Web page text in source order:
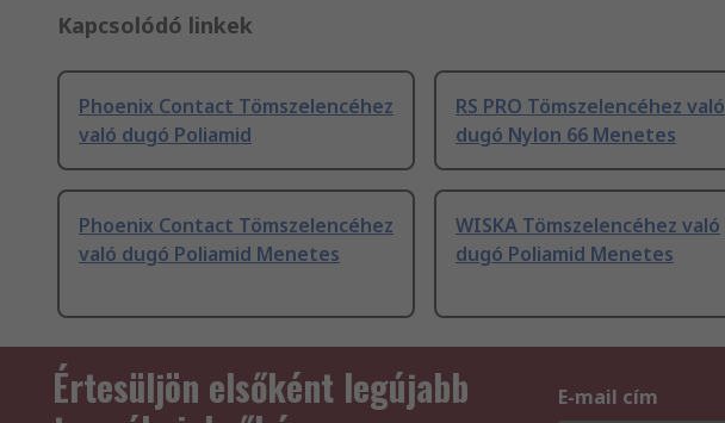
Kapcsolódó linkek
Phoenix Contact Tömszelencéhez
való dugó Poliamid
RS PRO Tömszelencéhez való
dugó Nylon 66 Menetes
Phoenix Contact Tömszelencéhez
való dugó Poliamid Menetes
WISKA Tömszelencéhez való
dugó Poliamid Menetes
Értesüljön elsőként legújabb
E-mail cím